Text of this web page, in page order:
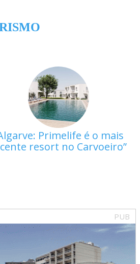
Primelife é o mais
resort no Carvoeiro
PUB